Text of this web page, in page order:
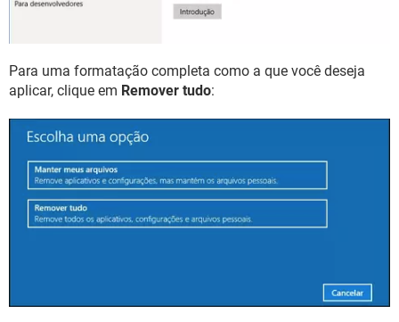
Para uma formatação completa como a que você deseja
aplicar, clique em Remover tudo: